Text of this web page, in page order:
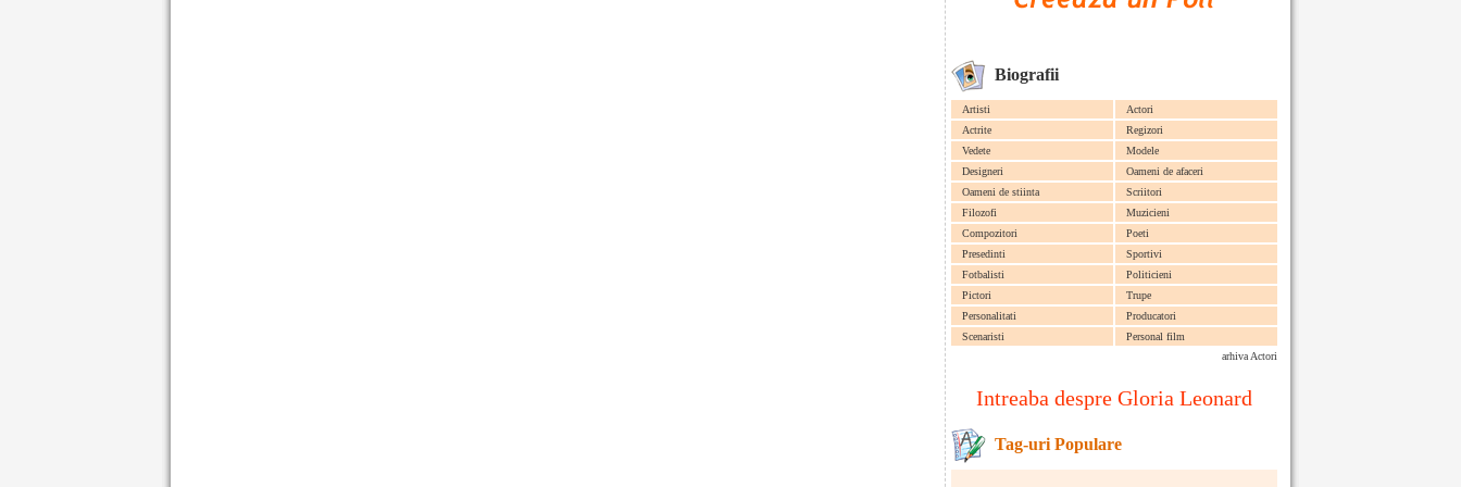
Biografii
Artisti
Actori
Actrite
Regizori
Vedete
Modele
Designeri
Oameni de afaceri
Oameni de stiinta
Scriitori
Filozofi
Muzicieni
Compozitori
Poeti
Presedinti
Sportivi
Fotbalisti
Politicieni
Pictori
Trupe
Personalitati
Producatori
Scenaristi
Personal film
arhiva Actori
Intreaba despre Gloria Leonard
Tag-uri Populare